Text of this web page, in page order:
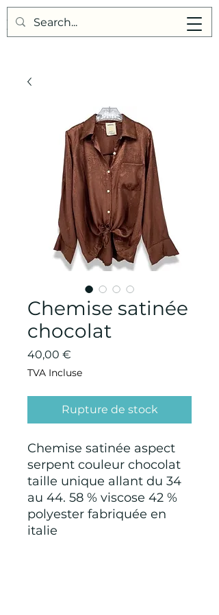
Points de Suture
Chemise satinée
chocolat
40,00 €
TVA Incluse
Rupture de stock
Chemise satinée aspect
serpent couleur chocolat
taille unique allant du 34
au 44. 58 % viscose 42 %
polyester fabriquée en
italie